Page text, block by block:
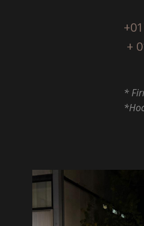
+0172-6888126 oder
* Firmenevents
*Hochzeiten